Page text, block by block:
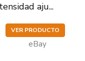
aju...
VER PRODUCTO
eBay